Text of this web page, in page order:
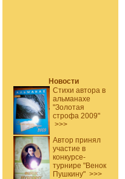
Новости
Стихи автора в
альманахе
"Золотая
строфа 2009"
>>>
Автор принял
участие в
конкурсе-
турнире "Венок
Пушкину" >>>